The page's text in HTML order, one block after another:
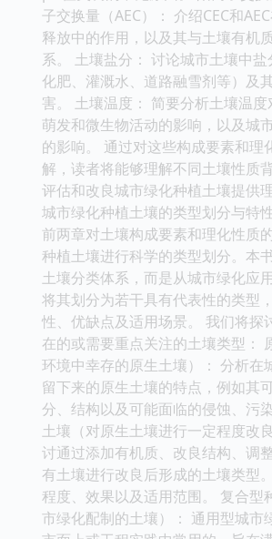
子交换量（AEC）： 介绍CEC和
释放中的作用，以及其与土壤有机
系。 土壤盐分： 讨论城市土壤中
化肥、灌溉水、道路融雪剂等）及
害。 土壤温度： 简要分析土壤温
萌发和微生物活动的影响，以及城
的影响。 通过对这些构成要素和理
解，读者将能够理解不同土壤性质
评估和改良城市绿化种植土壤提供
城市绿化种植土壤的类型划分与特
前两章对土壤构成要素和理化性质
种植土壤进行科学的类型划分。本
土壤分类体系，而是从城市绿化应
将其划分为若干具有代表性的类型
性、优缺点及适用场景。 我们将探
在的或需要重点关注的土壤类型：
环境中幸存的原生土壤）： 分析在
留下来的原生土壤的特点，例如其
分、结构以及可能面临的侵蚀、污
土壤（对原生土壤进行一定程度改
讨通过添加有机质、改良结构、调
有土壤进行改良后形成的土壤类型
程度、效果以及适用范围。 复合型
市绿化配制的土壤）： 通用型城市